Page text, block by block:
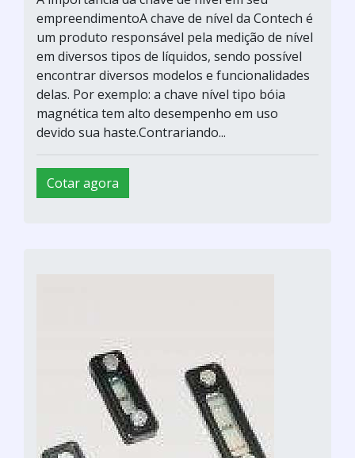
empreendimentoA chave de nível da Contech é
um produto responsável pela medição de nível
em diversos tipos de líquidos, sendo possível
encontrar diversos modelos e funcionalidades
delas. Por exemplo: a chave nível tipo bóia
magnética tem alto desempenho em uso
devido sua haste.Contrariando...
Cotar agora